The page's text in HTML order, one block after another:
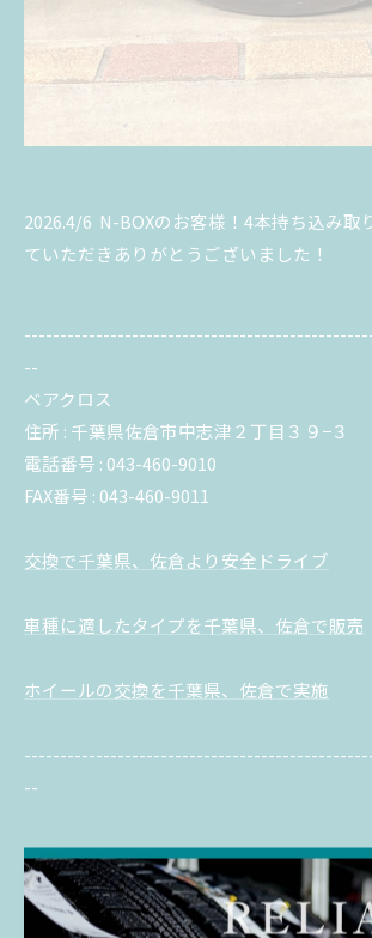
2026.4/6 N-BOXのお客様！4本持ち込み取
ていただきありがとうございました！
--
ベアクロス
住所 : 千葉県佐倉市中志津２丁目３９−３
電話番号 : 043-460-9010
FAX番号 : 043-460-9011
交換で千葉県、佐倉より安全ドライブ
車種に適したタイプを千葉県、佐倉で販売
ホイールの交換を千葉県、佐倉で実施
--
交換 販売 ホイール